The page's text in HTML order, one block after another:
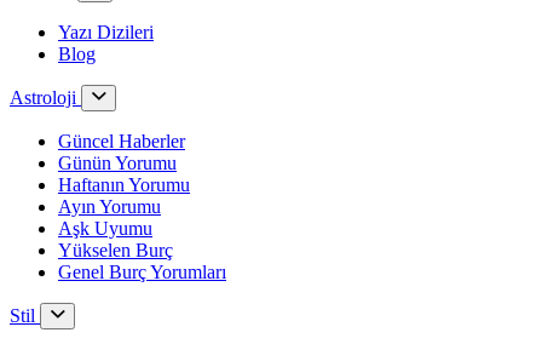
Yazı Dizileri
Blog
Astroloji
Güncel Haberler
Günün Yorumu
Haftanın Yorumu
Ayın Yorumu
Aşk Uyumu
Yükselen Burç
Genel Burç Yorumları
Stil